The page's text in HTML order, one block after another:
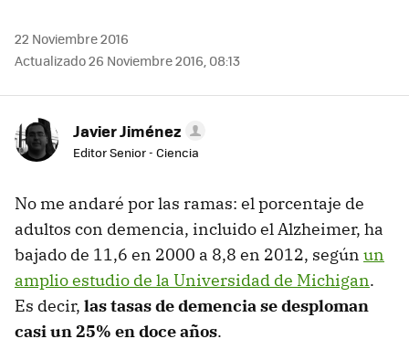
22 Noviembre 2016
Actualizado 26 Noviembre 2016, 08:13
Javier Jiménez
Editor Senior - Ciencia
No me andaré por las ramas: el porcentaje de
adultos con demencia, incluido el Alzheimer, ha
bajado de 11,6 en 2000 a 8,8 en 2012, según un
amplio estudio de la Universidad de Michigan.
Es decir, las tasas de demencia se desploman
casi un 25% en doce años.